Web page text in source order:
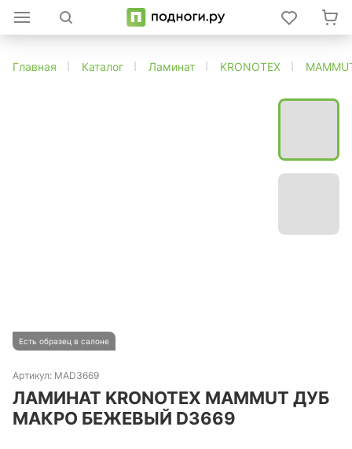
Главная Каталог Ламинат KRONOTEX
Есть образец в салоне
Артикул: MAD3669
ЛАМИНАТ KRONOTEX MAMMUT ДУБ
МАКРО БЕЖЕВЫЙ D3669